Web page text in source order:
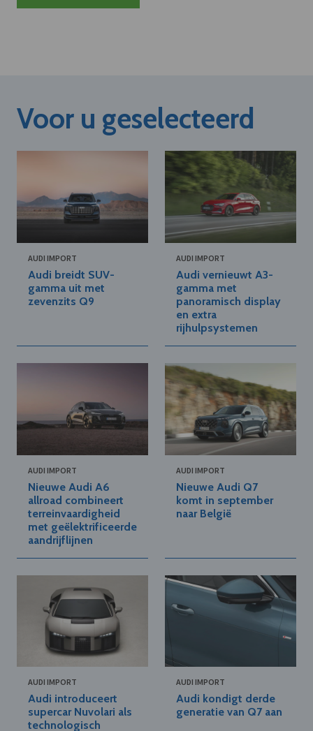
Voor u geselecteerd
AUDI IMPORT
Audi breidt SUV-
gamma uit met
zevenzits Q9
AUDI IMPORT
Audi vernieuwt A3-
gamma met
panoramisch display
en extra
rijhulpsystemen
AUDI IMPORT
Nieuwe Audi A6
allroad combineert
terreinvaardigheid
met geëlektrificeerde
aandrijflijnen
AUDI IMPORT
Nieuwe Audi Q7
komt in september
naar België
AUDI IMPORT
Audi introduceert
supercar Nuvolari als
technologisch
AUDI IMPORT
Audi kondigt derde
generatie van Q7 aan